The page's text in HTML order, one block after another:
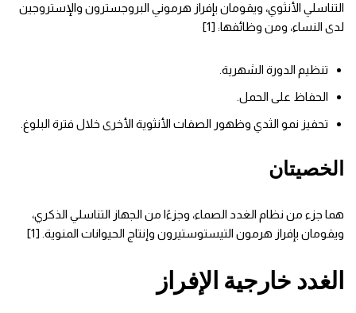
التناسلي الأنثوي، ويقومان بإفراز هرموني البروجسترون والإستروجين
لدى النساء، ومن وظائفها: [1]
تنظيم الدورة الشهرية.
الحفاظ على الحمل.
تحفيز نمو الثدي وظهور الصفات الأنثوية الأخرى خلال فترة البلوغ.
الخصيتان
هما جزء من نظام الغدد الصماء، وجزءًا من الجهاز التناسلي الذكري،
ويقومان بإفراز هرمون التيستوستيرون وإنتاج الحيوانات المنوية. [1]
الغدد خارجية الإفراز